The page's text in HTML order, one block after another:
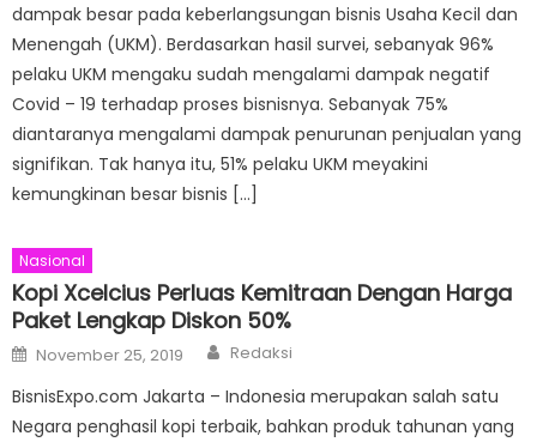
dampak besar pada keberlangsungan bisnis Usaha Kecil dan
Menengah (UKM). Berdasarkan hasil survei, sebanyak 96%
pelaku UKM mengaku sudah mengalami dampak negatif
Covid – 19 terhadap proses bisnisnya. Sebanyak 75%
diantaranya mengalami dampak penurunan penjualan yang
signifikan. Tak hanya itu, 51% pelaku UKM meyakini
kemungkinan besar bisnis […]
Nasional
Kopi Xcelcius Perluas Kemitraan Dengan Harga
Paket Lengkap Diskon 50%
Posted
on
November 25, 2019 Author
Redaksi
BisnisExpo.com Jakarta – Indonesia merupakan salah satu
Negara penghasil kopi terbaik, bahkan produk tahunan yang